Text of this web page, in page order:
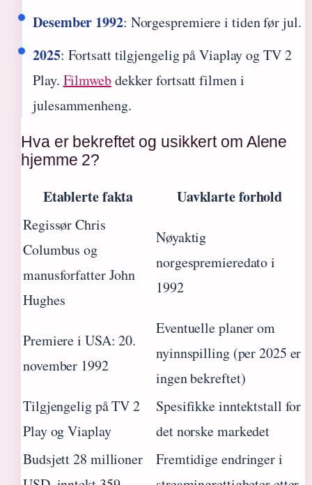
Desember 1992: Norgespremiere i tiden før jul.
2025: Fortsatt tilgjengelig på Viaplay og TV 2
Play. Filmwebdekker fortsatt filmen i
julesammenheng.
Hva er bekreftet og usikkert om Alene
hjemme 2?
Etablerte fakta Uavklarte forhold
Regissør Chris
Columbus og
manusforfatter John
Hughes
Nøyaktig
norgespremieredato i
1992
Premiere i USA: 20.
november 1992
Eventuelle planer om
nyinnspilling (per 2025 er
ingen bekreftet)
Tilgjengelig på TV 2
Play og Viaplay
Spesifikke inntektstall for
det norske markedet
Budsjett 28 millioner
Fremtidige endringer i